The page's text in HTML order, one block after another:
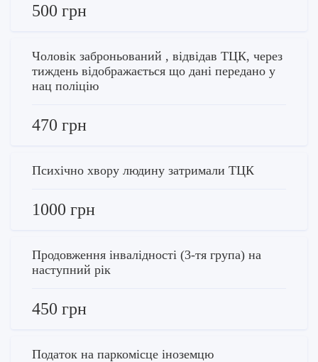
500 грн
Чоловік заброньований , відвідав ТЦК, через
тиждень відображається що дані передано у
нац поліцію
470 грн
Психічно хвору людину затримали ТЦК
1000 грн
Продовження інвалідності (3-тя група) на
наступний рік
450 грн
Податок на паркомісце іноземцю